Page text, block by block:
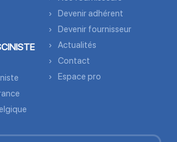
Devenir adhérent
Devenir fournisseur
Actualités
Contact
Espace pro